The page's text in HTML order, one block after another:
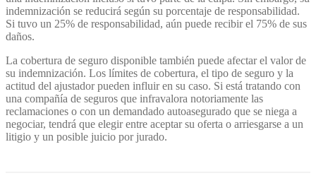
indemnización se reducirá según su porcentaje de responsabilidad.
Si tuvo un 25% de responsabilidad, aún puede recibir el 75% de sus
daños.
La cobertura de seguro disponible también puede afectar el valor de
su indemnización. Los límites de cobertura, el tipo de seguro y la
actitud del ajustador pueden influir en su caso. Si está tratando con
una compañía de seguros que infravalora notoriamente las
reclamaciones o con un demandado autoasegurado que se niega a
negociar, tendrá que elegir entre aceptar su oferta o arriesgarse a un
litigio y un posible juicio por jurado.